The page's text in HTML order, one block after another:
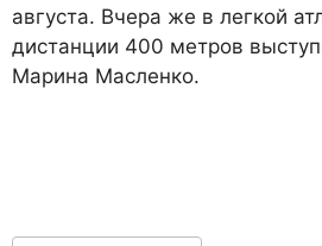
августа. Вчера же в легкой
дистанции 400 метров
Марина Масленко.